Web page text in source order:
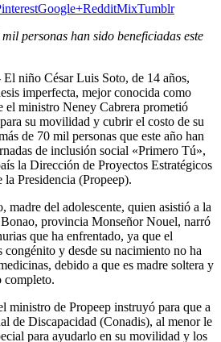
Google+RedditMixTumblr
personas han sido beneficiadas este
niño César Luis Soto, de 14 años,
imperfecta, mejor conocida como
el ministro Neney Cabrera prometió
su movilidad y cubrir el costo de su
de 70 mil personas que este año han
de inclusión social «Primero Tú»,
la Dirección de Proyectos Estratégicos
la Presidencia (Propeep).
madre del adolescente, quien asistió a la
provincia Monseñor Nouel, narró
que ha enfrentado, ya que el
congénito y desde su nacimiento no ha
debido a que es madre soltera y
completo.
ministro de Propeep instruyó para que a
de Discapacidad (Conadis), al menor le
para ayudarlo en su movilidad y los